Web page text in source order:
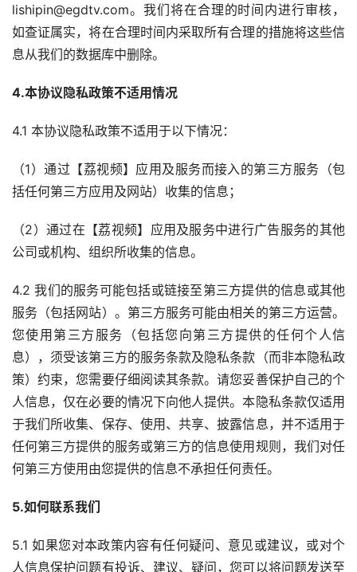
lishipin@egdtv.com。我们将在合理的时间内进行审核，
如查证属实，将在合理时间内采取所有合理的措施将这些信
息从我们的数据库中删除。
4.本协议隐私政策不适用情况
4.1 本协议隐私政策不适用于以下情况：
（1）通过【荔视频】应用及服务而接入的第三方服务（包
括任何第三方应用及网站）收集的信息；
（2）通过在【荔视频】应用及服务中进行广告服务的其他
公司或机构、组织所收集的信息。
4.2 我们的服务可能包括或链接至第三方提供的信息或其他
服务（包括网站）。第三方服务可能由相关的第三方运营。
您使用第三方服务（包括您向第三方提供的任何个人信
息），须受该第三方的服务条款及隐私条款（而非本隐私政
策）约束，您需要仔细阅读其条款。请您妥善保护自己的个
人信息，仅在必要的情况下向他人提供。本隐私条款仅适用
于我们所收集、保存、使用、共享、披露信息，并不适用于
任何第三方提供的服务或第三方的信息使用规则，我们对任
何第三方使用由您提供的信息不承担任何责任。
5.如何联系我们
5.1 如果您对本政策内容有任何疑问、意见或建议，或对个
人信息保护问题有投诉、建议、疑问，您可以将问题发送至